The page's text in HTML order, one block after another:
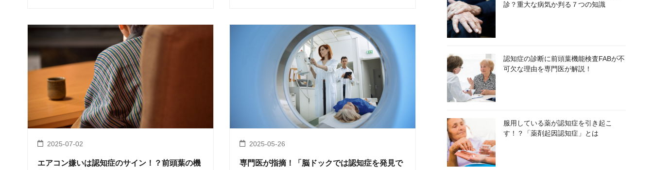
2025-07-02
エアコン嫌いは認知症のサイン！？前頭葉の機
2025-05-26
専門医が指摘！「脳ドックでは認知症を発見で
診？重大な病気か判る７つの知識
認知症の診断に前頭葉機能検査FABが不
可欠な理由を専門医が解説！
服用している薬が認知症を引き起こ
す！？「薬剤起因認知症」とは